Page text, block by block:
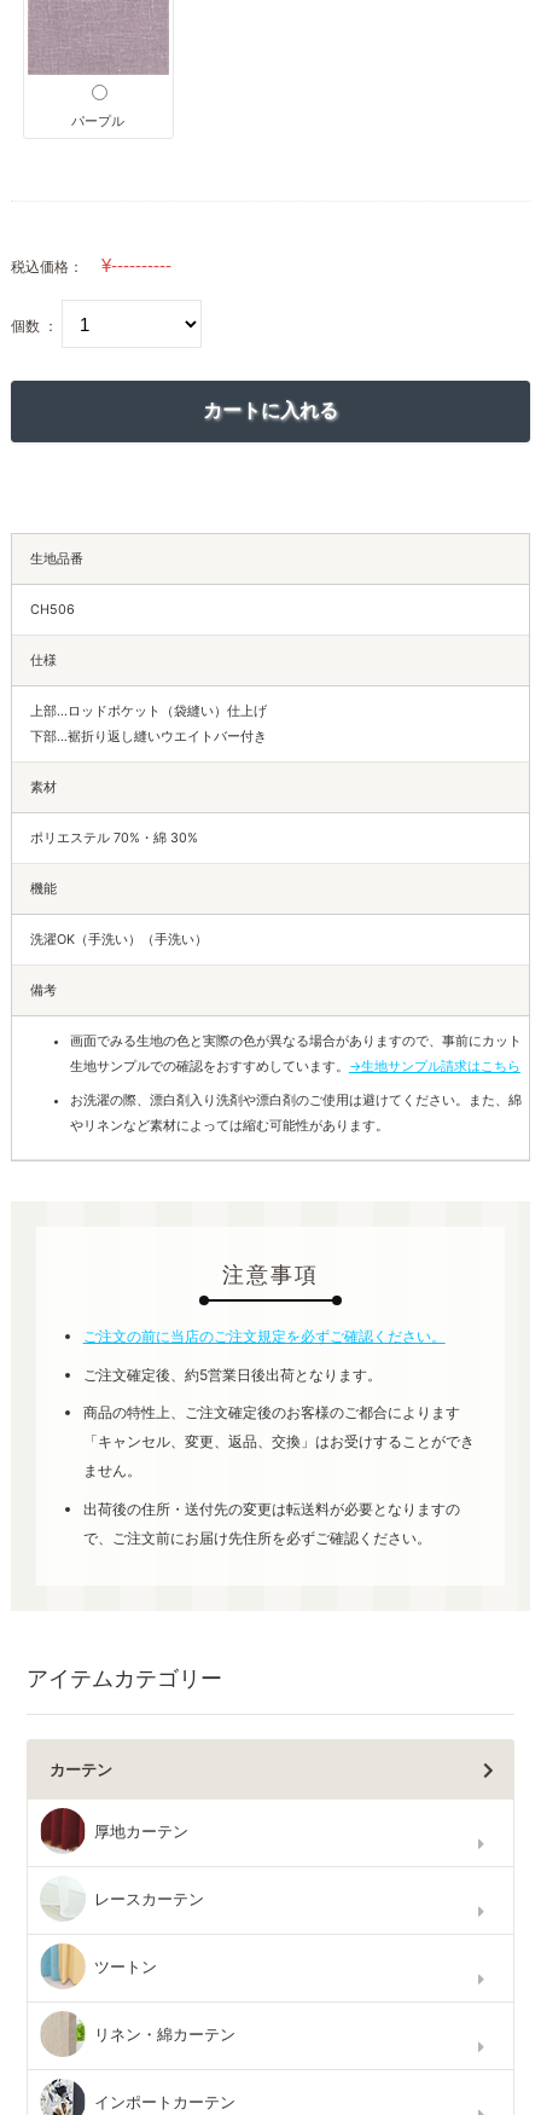
パープル
税込価格：
個数 ：
生地品番
CH506
仕様
上部…ロッドポケット（袋縫い）仕上げ
下部…裾折り返し縫いウエイトバー付き
素材
ポリエステル 70%・綿 30%
機能
洗濯OK（手洗い）（手洗い）
備考
画面でみる生地の色と実際の色が異なる場合がありますので、事前にカット
生地サンプルでの確認をおすすめしています。 →生地サンプル請求はこちら
お洗濯の際、漂白剤入り洗剤や漂白剤のご使用は避けてください。また、綿
やリネンなど素材によっては縮む可能性があります。
注意事項
ご注文の前に当店のご注文規定を必ずご確認ください。
ご注文確定後、約5営業日後出荷となります。
商品の特性上、ご注文確定後のお客様のご都合によります
「キャンセル、変更、返品、交換」はお受けすることができ
ません。
出荷後の住所・送付先の変更は転送料が必要となりますの
で、ご注文前にお届け先住所を必ずご確認ください。
アイテムカテゴリー
カーテン
厚地カーテン
レースカーテン
ツートン
リネン・綿カーテン
インポートカーテン